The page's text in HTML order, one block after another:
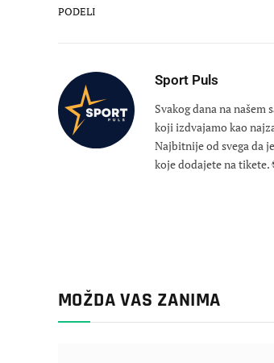
PODELI
Sport Puls
Svakog dana na
koji izdvajamo kao
Najbitnije od svega da
koje dodajete na tikete.
MOŽDA VAS ZANIMA